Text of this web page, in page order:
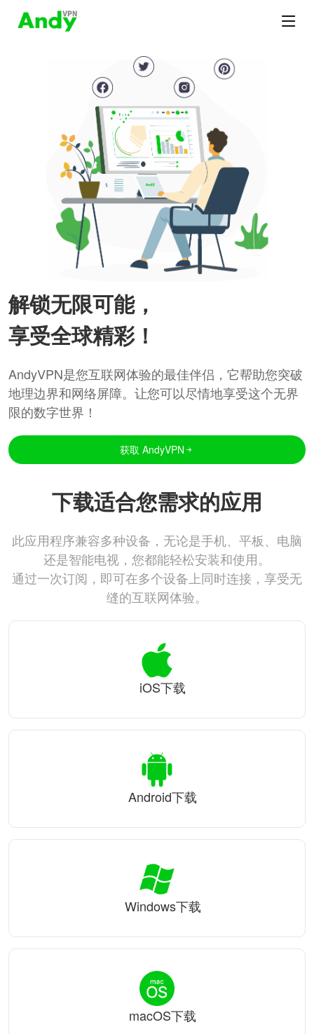
解锁无限可能，
享受全球精彩！
AndyVPN是您互联网体验的最佳伴侣，它帮助您突破
地理边界和网络屏障。让您可以尽情地享受这个无界
限的数字世界！
获取 AndyVPN
下载适合您需求的应用
此应用程序兼容多种设备，无论是手机、平板、电脑
还是智能电视，您都能轻松安装和使用。
通过一次订阅，即可在多个设备上同时连接，享受无
缝的互联网体验。
iOS下载
Android下载
Windows下载
macOS下载